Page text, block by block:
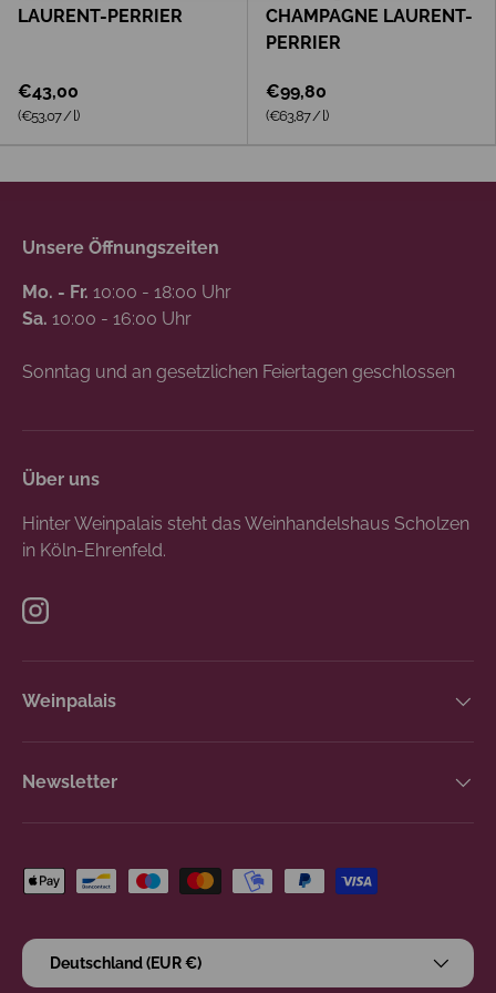
LAURENT-PERRIER
€43,00
Grundpreis
(€53,07/l)
CHAMPAGNE LAURENT-
PERRIER
€99,80
Grundpreis
(€63,87/l)
Unsere Öffnungszeiten
Mo. - Fr. 10:00 - 18:00 Uhr
Sa. 10:00 - 16:00 Uhr
Sonntag und an gesetzlichen Feiertagen geschlossen
Über uns
Hinter Weinpalais steht das Weinhandelshaus Scholzen
in Köln-Ehrenfeld.
Instagram
Weinpalais
Newsletter
Zahlungsmethoden
Land/Region
Deutschland (EUR €)